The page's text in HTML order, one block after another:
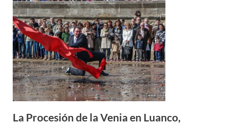
La Procesión de la Venia en Luanco,